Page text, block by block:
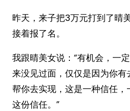
昨天，来子把3万元打到了晴
接着报了名。
我跟晴美女说：“有机会，一
来没见过面，仅仅是因为你
帮你去实现，这是一种信任
这份信任。”